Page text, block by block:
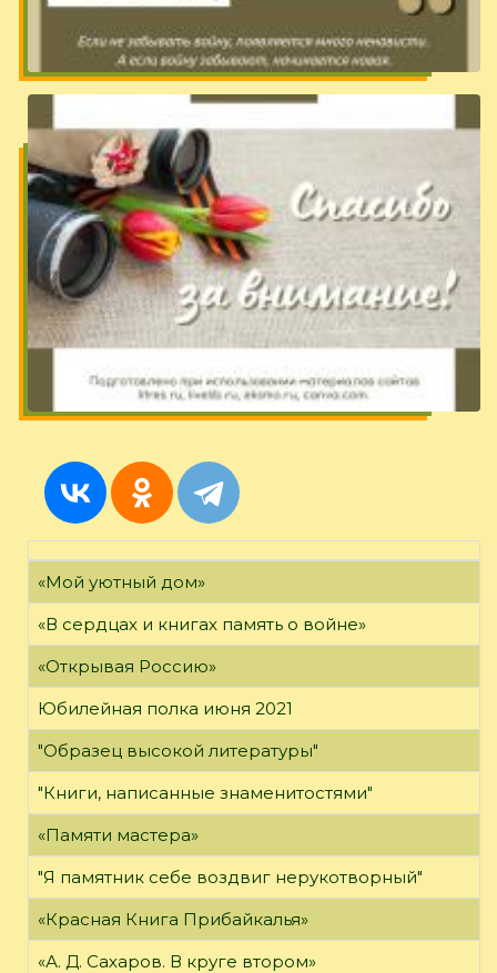
«Мой уютный дом»
«В сердцах и книгах память о войне»
«Открывая Россию»
Юбилейная полка июня 2021
"Образец высокой литературы"
"Книги, написанные знаменитостями"
«Памяти мастера»
"Я памятник себе воздвиг нерукотворный"
«Красная Книга Прибайкалья»
«А. Д. Сахаров. В круге втором»